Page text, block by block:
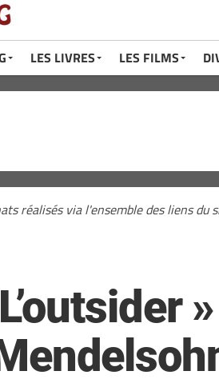
LES LIVRES LES FILMS
réalisés via l'ensemble des liens du